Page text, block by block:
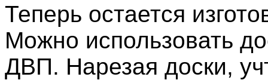
Теперь остается
Можно использовать
ДВП. Нарезая доски,